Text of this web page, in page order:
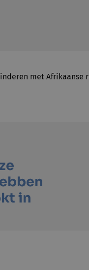
met Afrikaanse
in